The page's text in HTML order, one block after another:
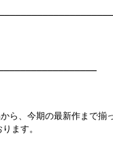
、今期の最新作まで揃
ります。